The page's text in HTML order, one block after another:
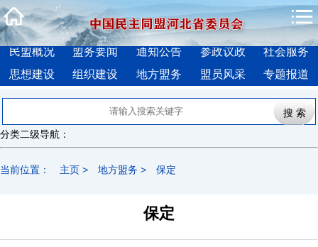
民盟概况 盟务要闻 通知公告 参政议政
社会服务
思想建设
组织建设 地方盟务 盟员风采 专题报道
分类二级导航：
当前位置： 主页 > 地方盟务 > 保定
保定